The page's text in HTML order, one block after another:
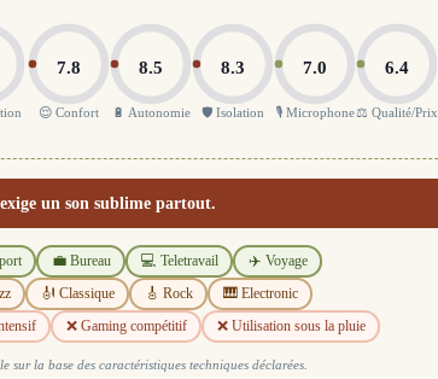
7.8
😌 Confort
8.5
🔋 Autonomie
8.3
🛡️ Isolation
7.0
🎙️ Microphone
6.4
⚖️ Qualité/Prix
un son sublime partout.
💼 Bureau 💻 Teletravail ✈️ Voyage
🎻 Classique 🎸 Rock 🎹 Electronic
❌ Gaming compétitif ❌ Utilisation sous la pluie
la base des caractéristiques techniques déclarées.